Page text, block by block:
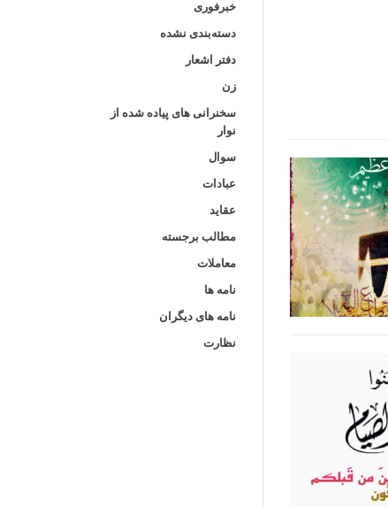
خبرفوری
دسته‌بندی نشده
دفتر اشعار
زن
سخنرانی های پیاده شده از
نوار
سوال
عبادات
عقاید
مطالب برجسته
معاملات
نامه ها
نامه های دیگران
نظارت